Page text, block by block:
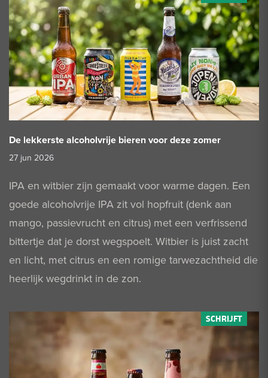
De lekkerste alcoholvrije bieren voor deze zomer
27 jun 2026
IPA en witbier zijn gemaakt voor warme dagen. Een
goede alcoholvrije IPA zit vol hopfruit (denk aan
mango, passievrucht en citrus) met een verfrissend
bittertje dat je dorst wegspoelt. Witbier is juist zacht
en licht, met citrus en een romige tarwezachtheid die
heerlijk wegdrinkt in de zon.